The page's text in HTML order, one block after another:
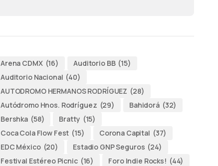
Arena CDMX (16) Auditorio BB (15)
Auditorio Nacional (40)
AUTODROMO HERMANOS RODRÍGUEZ (28)
Autódromo Hnos. Rodríguez (29) Bahidorá (32)
Bershka (58) Bratty (15)
Coca Cola Flow Fest (15) Corona Capital (37)
EDC México (20) Estadio GNP Seguros (24)
Festival Estéreo Picnic (16) Foro Indie Rocks! (44)